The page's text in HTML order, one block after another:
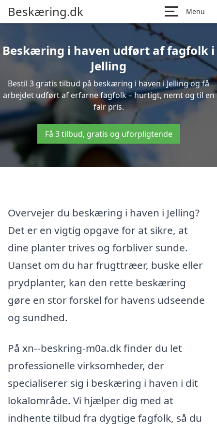
Beskæring.dk Menu
Beskæring i haven udført af fagfolk i
Jelling
Bestil 3 gratis tilbud på beskæring i haven i Jelling og få
arbejdet udført af erfarne fagfolk – hurtigt, nemt og til en
fair pris.
Få 3 tilbud, gratis og uforpligtende
Overvejer du beskæring i haven i Jelling?
Det er en vigtig opgave for at sikre, at
dine planter trives og forbliver sunde.
Uanset om du har frugttræer, buske eller
prydplanter, kan den rette beskæring
gøre en stor forskel for havens udseende
og sundhed.
På xn--beskring-m0a.dk finder du let
professionelle virksomheder, der
specialiserer sig i beskæring i haven i dit
lokalområde. Vi hjælper dig med at
indhente tilbud fra dygtige fagfolk, så du